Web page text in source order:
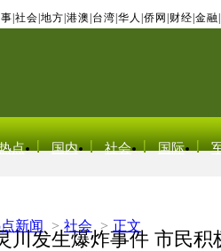
社会 地方 港澳 台湾 华人 侨网 财经 金融
点 国内 社会 国际
新闻 > 社会 > 正文
川发生爆炸事件 市民积